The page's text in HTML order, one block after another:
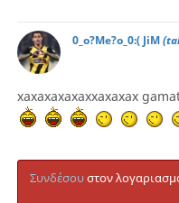
0_o?Me?o_0:( JiM
xaxaxaxaxaxxaxaxax
Συνδέσουστον